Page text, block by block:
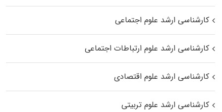
کارشناسی ارشد علوم اجتماعی
کارشناسی ارشد علوم ارتباطات اجتماعی
کارشناسی ارشد علوم اقتصادی
کارشناسی ارشد علوم تربیتی